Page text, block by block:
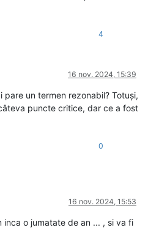
4
16 nov. 2024, 15:39
pare un termen rezonabil? Totuși,
puncte critice, dar ce a fost
0
16 nov. 2024, 15:53
inca o jumatate de an ... , si va fi